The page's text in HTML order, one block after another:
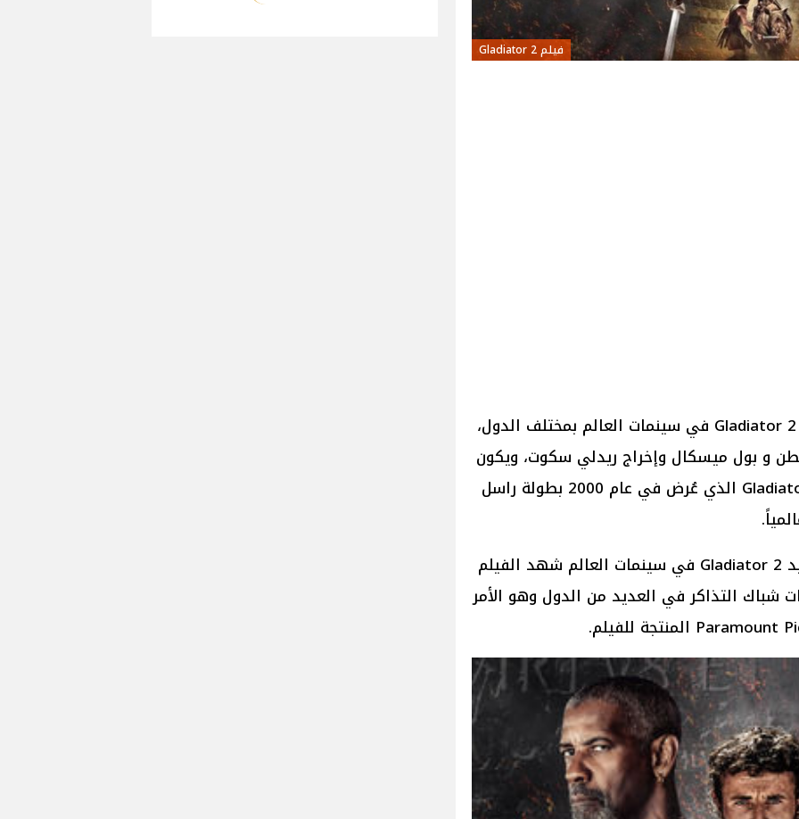
فيلم 2 Gladiator
بدأ عرض الفيلم العالمي الملحمي 2 Gladiator في سينمات العالم بمختلف الدول،
و بول ميسكال وإخراج ريدلي سكوت، ويكون
الفيلم هو الجزء الثاني من فيلم Gladiator الذي عُرض في عام 2000 بطولة راسل
وفي بداية عرض الجزء الثاني الجديد 2 Gladiator في سينمات العالم شهد الفيلم
شباك التذاكر في العديد من الدول وهو الأمر